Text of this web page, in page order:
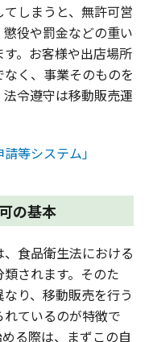
しまうと、無許可営
役や罰金などの重い
。お客様や出店場所
く、事業そのものを
令遵守は移動販売運
等システム」
の基本
食品衛生法における
類されます。そのた
り、移動販売を行う
ているのが特徴で
る際は、まずこの自